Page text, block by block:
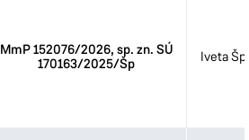
MmP 152076/2026, sp. zn. SÚ
170163/2025/Šp
Iveta